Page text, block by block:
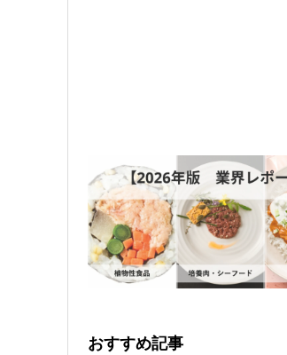
おすすめ記事